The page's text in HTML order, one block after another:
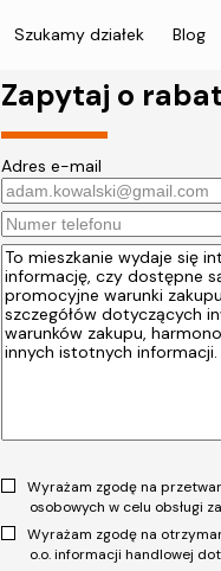
Szukamy działek Blog
Zapytaj o
Adres e-mail
Wyrażam zgodę na
osobowych w celu obsługi
Wyrażam zgodę na
o.o. informacji handlowej